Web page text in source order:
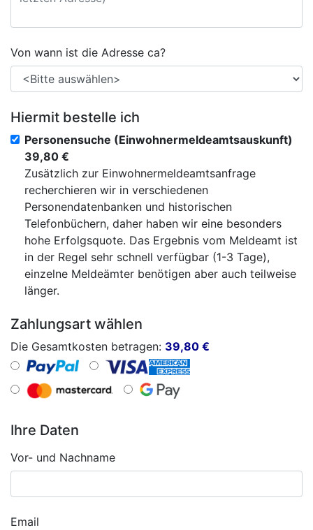
Von wann ist die Adresse ca?
Hiermit bestelle ich
Personensuche (Einwohnermeldeamtsauskunft)
39,80 €
Zusätzlich zur Einwohnermeldeamtsanfrage
recherchieren wir in verschiedenen
Personendatenbanken und historischen
Telefonbüchern, daher haben wir eine besonders
hohe Erfolgsquote. Das Ergebnis vom Meldeamt ist
in der Regel sehr schnell verfügbar (1-3 Tage),
einzelne Meldeämter benötigen aber auch teilweise
länger.
Zahlungsart wählen
Die Gesamtkosten betragen: 39,80 €
Ihre Daten
Vor- und Nachname
Email